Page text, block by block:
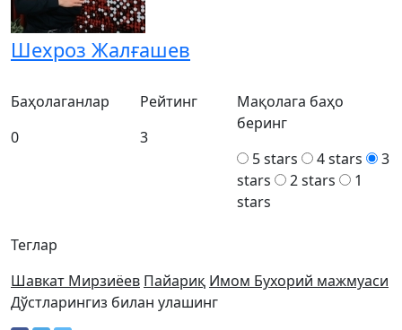
Шехроз Жалғашев
Теглар
Шавкат Мирзиёев Пайариқ Имом Бухорий мажмуаси
Баҳолаганлар
0
Рейтинг
3
Мақолага баҳо
беринг
5 stars
4 stars
3
stars
2 stars
1
stars
Дўстларингиз билан улашинг